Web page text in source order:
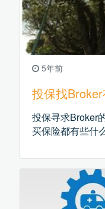
5年前
投保找
投保寻求Broker
买保险都有些什